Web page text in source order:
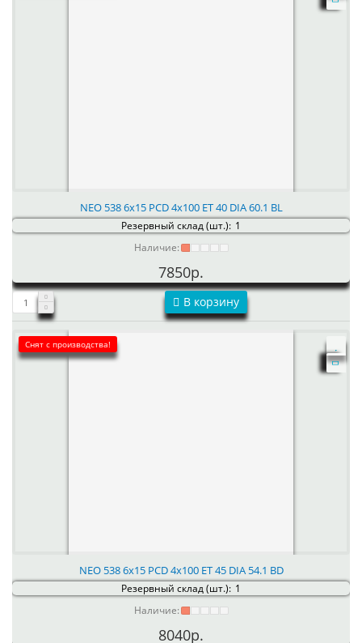
NEO 538 6x15 PCD 4x100 ET 40 DIA 60.1 BL
Резервный склад (шт.): 1
Наличие:
7850р.
В корзину
Снят с производства!
NEO 538 6x15 PCD 4x100 ET 45 DIA 54.1 BD
Резервный склад (шт.): 1
Наличие:
8040р.